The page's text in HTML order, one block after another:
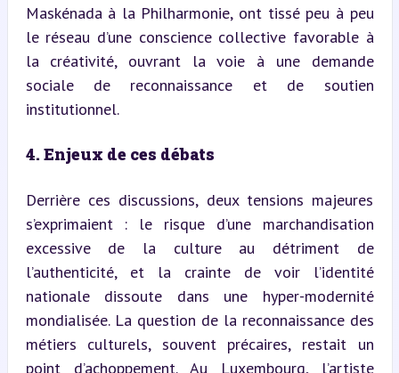
Maskénada à la Philharmonie, ont tissé peu à peu
le réseau d’une conscience collective favorable à
la créativité, ouvrant la voie à une demande
sociale de reconnaissance et de soutien
institutionnel.
4. Enjeux de ces débats
Derrière ces discussions, deux tensions majeures
s’exprimaient : le risque d’une marchandisation
excessive de la culture au détriment de
l’authenticité, et la crainte de voir l’identité
nationale dissoute dans une hyper-modernité
mondialisée. La question de la reconnaissance des
métiers culturels, souvent précaires, restait un
point d’achoppement. Au Luxembourg, l’artiste